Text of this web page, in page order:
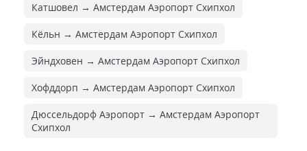
Катшовел → Амстердам Аэропорт Схипхол
Кёльн → Амстердам Аэропорт Схипхол
Эйндховен → Амстердам Аэропорт Схипхол
Хофддорп → Амстердам Аэропорт Схипхол
Дюссельдорф Аэропорт → Амстердам Аэропорт
Схипхол